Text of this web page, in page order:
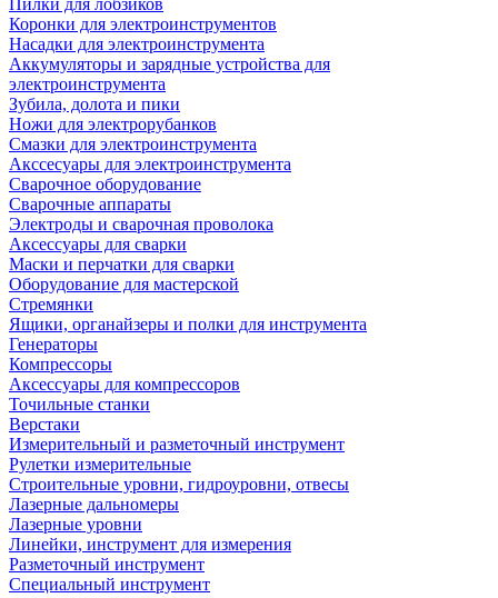
Пилки для лобзиков
Коронки для электроинструментов
Насадки для электроинструмента
Аккумуляторы и зарядные устройства для
электроинструмента
Зубила, долота и пики
Ножи для электрорубанков
Смазки для электроинструмента
Акссесуары для электроинструмента
Сварочное оборудование
Сварочные аппараты
Электроды и сварочная проволока
Аксессуары для сварки
Маски и перчатки для сварки
Оборудование для мастерской
Стремянки
Ящики, органайзеры и полки для инструмента
Генераторы
Компрессоры
Аксессуары для компрессоров
Точильные станки
Верстаки
Измерительный и разметочный инструмент
Рулетки измерительные
Строительные уровни, гидроуровни, отвесы
Лазерные дальномеры
Лазерные уровни
Линейки, инструмент для измерения
Разметочный инструмент
Специальный инструмент